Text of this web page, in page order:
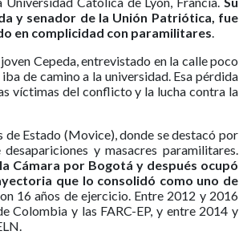
y senador de la Unión Patriótica, fue
en complicidad con paramilitares.
Cepeda, entrevistado en la calle poco
de camino a la universidad. Esa pérdida
víctimas del conflicto y la lucha contra la
Estado (Movice), donde se destacó por
y masacres paramilitares.
Cámara por Bogotá y después ocupó
que lo consolidó como uno de
16 años de ejercicio. Entre 2012 y 2016
Colombia y las FARC-EP, y entre 2014 y